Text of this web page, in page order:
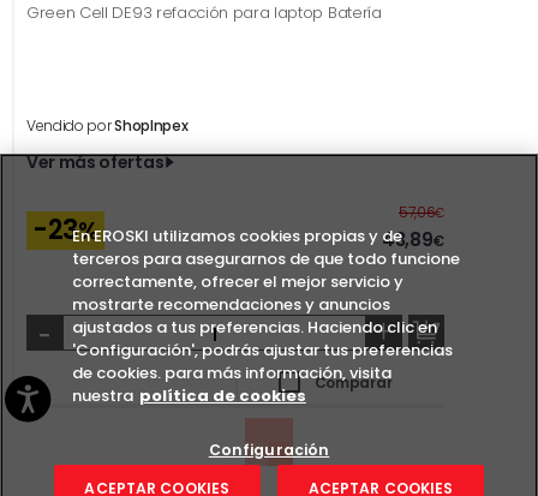
Green Cell DE93 refacción para laptop Batería
Vendido porShopInpex
Ver más ofertas
-23%
57,06€Antes
43,89€
- +
Comparar
En EROSKI utilizamos cookies propias y de
terceros para asegurarnos de que todo funcione
correctamente, ofrecer el mejor servicio y
mostrarte recomendaciones y anuncios
ajustados a tus preferencias. Haciendo clic en
'Configuración', podrás ajustar tus preferencias
de cookies. para más información, visita
nuestra política de cookies
Configuración
ACEPTAR COOKIES
ACEPTAR COOKIES